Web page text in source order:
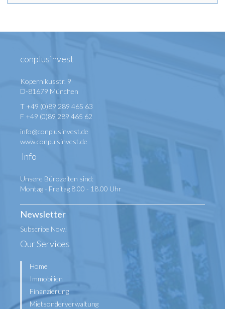
conplusinvest
Kopernikusstr. 9
D-81679 München
T +49 (0)89 289 465 63
F +49 (0)89 289 465 62
info@conplusinvest.de
www.conpulsinvest.de
Info
Unsere Bürozeiten sind:
Montag - Freitag 8.00 - 18.00 Uhr
Newsletter
Subscribe Now!
Our Services
Home
Immobilien
Finanzierung
Mietsonderverwaltung